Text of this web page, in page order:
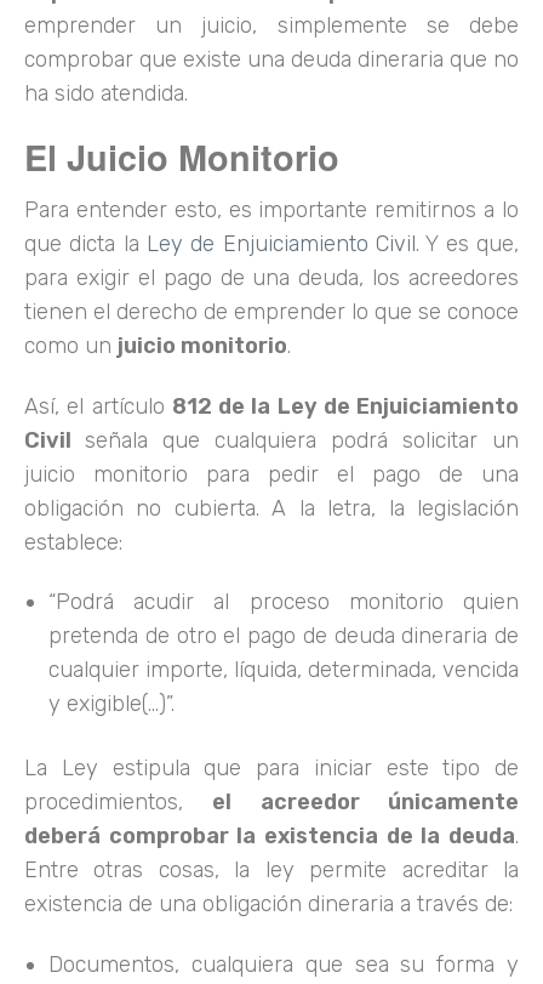
emprender un juicio, simplemente se debe
comprobar que existe una deuda dineraria que no
ha sido atendida.
El Juicio Monitorio
Para entender esto, es importante remitirnos a lo
que dicta la Ley de Enjuiciamiento Civil. Y es que,
para exigir el pago de una deuda, los acreedores
tienen el derecho de emprender lo que se conoce
como un juicio monitorio.
Así, el artículo 812 de la Ley de Enjuiciamiento
Civil señala que cualquiera podrá solicitar un
juicio monitorio para pedir el pago de una
obligación no cubierta. A la letra, la legislación
establece:
“Podrá acudir al proceso monitorio quien
pretenda de otro el pago de deuda dineraria de
cualquier importe, líquida, determinada, vencida
y exigible(…)”.
La Ley estipula que para iniciar este tipo de
procedimientos, el acreedor únicamente
deberá comprobar la existencia de la deuda.
Entre otras cosas, la ley permite acreditar la
existencia de una obligación dineraria a través de:
Documentos, cualquiera que sea su forma y